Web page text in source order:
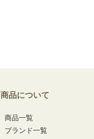
商品について
商品一覧
ブランド一覧